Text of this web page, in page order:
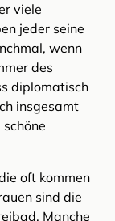
viele
jeder seine
wenn
des
diplomatisch
insgesamt
oft kommen
sind die
Manche